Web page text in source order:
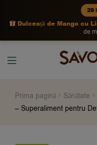
29
Dulceață de Mango cu
de
Prima pagină Sănătate
– Superaliment pentru